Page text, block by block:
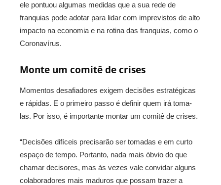
ele pontuou algumas medidas que a sua rede de
franquias pode adotar para lidar com imprevistos de alto
impacto na economia e na rotina das franquias, como o
Coronavírus.
Monte um comitê de crises
Momentos desafiadores exigem decisões estratégicas
e rápidas. E o primeiro passo é definir quem irá toma-
las. Por isso, é importante montar um comitê de crises.
“Decisões difíceis precisarão ser tomadas e em curto
espaço de tempo. Portanto, nada mais óbvio do que
chamar decisores, mas às vezes vale convidar alguns
colaboradores mais maduros que possam trazer a